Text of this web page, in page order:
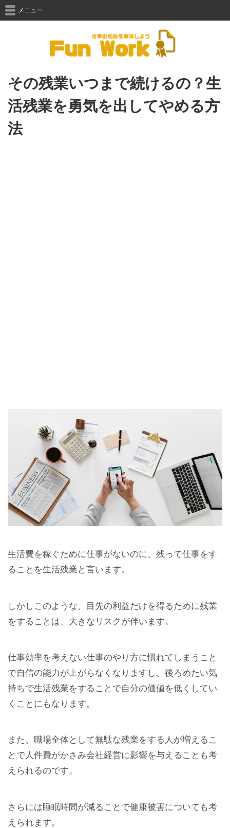
メニュー
その残業いつまで続けるの？生
活残業を勇気を出してやめる方
法
生活費を稼ぐために仕事がないのに、残って仕事をす
ることを生活残業と言います。
しかしこのような、目先の利益だけを得るために残業
をすることは、大きなリスクが伴います。
仕事効率を考えない仕事のやり方に慣れてしまうこと
で自信の能力が上がらなくなりますし、後ろめたい気
持ちで生活残業をすることで自分の価値を低くしてい
くことにもなります。
また、職場全体として無駄な残業をする人が増えるこ
とで人件費がかさみ会社経営に影響を与えることも考
えられるのです。
さらには睡眠時間が減ることで健康被害についても考
えられます。